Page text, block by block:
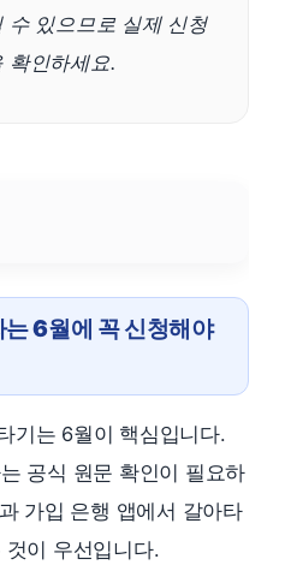
수 있으므로 실제 신청
확인하세요.
6월에 꼭 신청해야
기는 6월이 핵심입니다.
공식 원문 확인이 필요하
가입 은행 앱에서 갈아타
이 우선입니다.